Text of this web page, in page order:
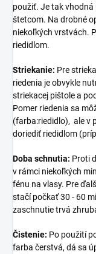
použiť. Je tak vhodná
štetcom. Na drobné
niekoľkých vrstvách.
riedidlom.
Striekanie: Pre
riedenia je obvykle
striekacej pištole a
Pomer riedenia sa
(farba:riedidlo), ale v
doriediť riedidlom
Doba schnutia: Proti
v rámci niekoľkých
fénu na vlasy. Pre
stačí počkať 30 - 60
zaschnutie trvá
Čistenie: Po použití
farba čerstvá, dá sa